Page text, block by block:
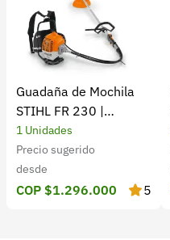
5 Estrellas
4 Estrellas
3 Estrellas
2 Estrellas
1 Estrellas
Guadaña de Mochila
STIHL FR 230 |
Potencia y rendimiento
1 Unidades
Precio sugerido
desde
COP $1.296.000 5